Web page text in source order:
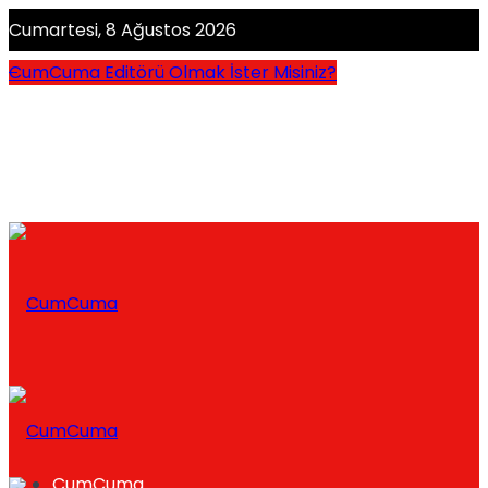
Cumartesi, 8 Ağustos 2026
CumCuma Editörü Olmak İster Misiniz?